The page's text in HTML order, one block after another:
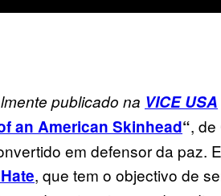
publicado na VICE USA
an American Skinhead“, de
em defensor da paz.
, que tem o objectivo de